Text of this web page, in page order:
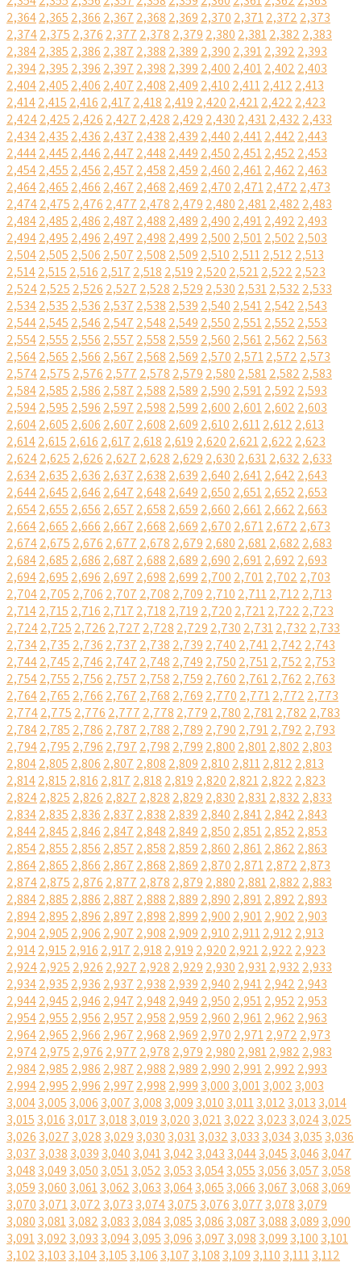
2,3642,365 2,366 2,367 2,368 2,369 2,370 2,3712,372 2,373
2,3742,375 2,376 2,377 2,378 2,379 2,380 2,3812,382 2,383
2,3842,385 2,386 2,387 2,388 2,389 2,390 2,3912,392 2,393
2,3942,395 2,396 2,397 2,398 2,399 2,400 2,4012,402 2,403
2,4042,405 2,406 2,407 2,408 2,409 2,410 2,4112,412 2,413
2,4142,415 2,416 2,417 2,418 2,419 2,420 2,4212,422 2,423
2,4242,425 2,426 2,427 2,428 2,429 2,430 2,4312,432 2,433
2,4342,435 2,436 2,437 2,438 2,439 2,440 2,4412,442 2,443
2,4442,445 2,446 2,447 2,448 2,449 2,450 2,4512,452 2,453
2,4542,455 2,456 2,457 2,458 2,459 2,460 2,4612,462 2,463
2,4642,465 2,466 2,467 2,468 2,469 2,470 2,4712,472 2,473
2,4742,475 2,476 2,477 2,478 2,479 2,480 2,4812,482 2,483
2,4842,485 2,486 2,487 2,488 2,489 2,490 2,4912,492 2,493
2,4942,495 2,496 2,497 2,498 2,499 2,500 2,5012,502 2,503
2,5042,505 2,506 2,507 2,508 2,509 2,510 2,5112,512 2,513
2,5142,515 2,516 2,517 2,518 2,519 2,520 2,5212,522 2,523
2,5242,525 2,526 2,527 2,528 2,529 2,530 2,5312,532 2,533
2,5342,535 2,536 2,537 2,538 2,539 2,540 2,5412,542 2,543
2,5442,545 2,546 2,547 2,548 2,549 2,550 2,5512,552 2,553
2,5542,555 2,556 2,557 2,558 2,559 2,560 2,5612,562 2,563
2,5642,565 2,566 2,567 2,568 2,569 2,570 2,5712,572 2,573
2,5742,575 2,576 2,577 2,578 2,579 2,580 2,5812,582 2,583
2,5842,585 2,586 2,587 2,588 2,589 2,590 2,5912,592 2,593
2,5942,595 2,596 2,597 2,598 2,599 2,600 2,6012,602 2,603
2,6042,605 2,606 2,607 2,608 2,609 2,610 2,6112,612 2,613
2,6142,615 2,616 2,617 2,618 2,619 2,620 2,6212,622 2,623
2,6242,625 2,626 2,627 2,628 2,629 2,630 2,6312,632 2,633
2,6342,635 2,636 2,637 2,638 2,639 2,640 2,6412,642 2,643
2,6442,645 2,646 2,647 2,648 2,649 2,650 2,6512,652 2,653
2,6542,655 2,656 2,657 2,658 2,659 2,660 2,6612,662 2,663
2,6642,665 2,666 2,667 2,668 2,669 2,670 2,6712,672 2,673
2,6742,675 2,676 2,677 2,678 2,679 2,680 2,6812,682 2,683
2,6842,685 2,686 2,687 2,688 2,689 2,690 2,6912,692 2,693
2,6942,695 2,696 2,697 2,698 2,699 2,700 2,7012,702 2,703
2,7042,705 2,706 2,707 2,708 2,709 2,710 2,7112,712 2,713
2,7142,715 2,716 2,717 2,718 2,719 2,720 2,7212,722 2,723
2,7242,725 2,726 2,727 2,728 2,729 2,730 2,7312,732 2,733
2,7342,735 2,736 2,737 2,738 2,739 2,740 2,7412,742 2,743
2,7442,745 2,746 2,747 2,748 2,749 2,750 2,7512,752 2,753
2,7542,755 2,756 2,757 2,758 2,759 2,760 2,7612,762 2,763
2,7642,765 2,766 2,767 2,768 2,769 2,770 2,7712,772 2,773
2,7742,775 2,776 2,777 2,778 2,779 2,780 2,7812,782 2,783
2,7842,785 2,786 2,787 2,788 2,789 2,790 2,7912,792 2,793
2,7942,795 2,796 2,797 2,798 2,799 2,800 2,8012,802 2,803
2,8042,805 2,806 2,807 2,808 2,809 2,810 2,8112,812 2,813
2,8142,815 2,816 2,817 2,818 2,819 2,820 2,8212,822 2,823
2,8242,825 2,826 2,827 2,828 2,829 2,830 2,8312,832 2,833
2,8342,835 2,836 2,837 2,838 2,839 2,840 2,8412,842 2,843
2,8442,845 2,846 2,847 2,848 2,849 2,850 2,8512,852 2,853
2,8542,855 2,856 2,857 2,858 2,859 2,860 2,8612,862 2,863
2,8642,865 2,866 2,867 2,868 2,869 2,870 2,8712,872 2,873
2,8742,875 2,876 2,877 2,878 2,879 2,880 2,8812,882 2,883
2,8842,885 2,886 2,887 2,888 2,889 2,890 2,8912,892 2,893
2,8942,895 2,896 2,897 2,898 2,899 2,900 2,9012,902 2,903
2,9042,905 2,906 2,907 2,908 2,909 2,910 2,9112,912 2,913
2,9142,915 2,916 2,917 2,918 2,919 2,920 2,9212,922 2,923
2,9242,925 2,926 2,927 2,928 2,929 2,930 2,9312,932 2,933
2,9342,935 2,936 2,937 2,938 2,939 2,940 2,9412,942 2,943
2,9442,945 2,946 2,947 2,948 2,949 2,950 2,9512,952 2,953
2,9542,955 2,956 2,957 2,958 2,959 2,960 2,9612,962 2,963
2,9642,965 2,966 2,967 2,968 2,969 2,970 2,9712,972 2,973
2,9742,975 2,976 2,977 2,978 2,979 2,980 2,9812,982 2,983
2,9842,985 2,986 2,987 2,988 2,989 2,990 2,9912,992 2,993
2,9942,995 2,996 2,997 2,998 2,999 3,000 3,0013,002 3,003
3,0043,005 3,006 3,007 3,008 3,009 3,010 3,0113,012 3,013 3,014
3,015 3,016 3,017 3,018 3,019 3,020 3,0213,022 3,023 3,0243,025
3,026 3,027 3,028 3,029 3,030 3,0313,032 3,033 3,0343,035 3,036
3,037 3,038 3,039 3,040 3,0413,042 3,043 3,0443,045 3,046 3,047
3,048 3,049 3,050 3,0513,052 3,053 3,0543,055 3,056 3,057 3,058
3,059 3,060 3,0613,062 3,063 3,0643,065 3,066 3,067 3,068 3,069
3,070 3,0713,072 3,073 3,0743,075 3,076 3,077 3,078 3,079
3,080 3,0813,082 3,083 3,0843,085 3,086 3,087 3,088 3,089 3,090
3,0913,092 3,093 3,0943,095 3,096 3,097 3,098 3,099 3,100 3,101
3,102 3,103 3,1043,105 3,106 3,107 3,108 3,109 3,110 3,1113,112